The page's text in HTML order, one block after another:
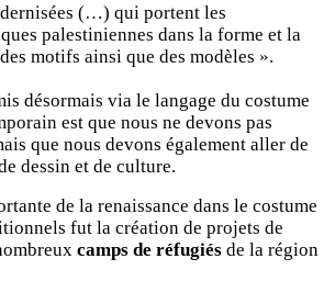
(…) qui portent les
palestiniennes dans la forme et la
motifs ainsi que des modèles ».
désormais via le langage du costume
est que nous ne devons pas
que nous devons également aller de
dessin et de culture.
de la renaissance dans le costume
fut la création de projets de
camps de réfugiés de la région